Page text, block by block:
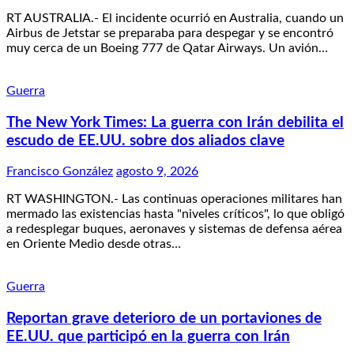
RT AUSTRALIA.- El incidente ocurrió en Australia, cuando un
Airbus de Jetstar se preparaba para despegar y se encontró
muy cerca de un Boeing 777 de Qatar Airways. Un avión…
Guerra
The New York Times: La guerra con Irán debilita el
escudo de EE.UU. sobre dos aliados clave
Francisco González agosto 9, 2026
RT WASHINGTON.- Las continuas operaciones militares han
mermado las existencias hasta "niveles críticos", lo que obligó
a redesplegar buques, aeronaves y sistemas de defensa aérea
en Oriente Medio desde otras…
Guerra
Reportan grave deterioro de un portaviones de
EE.UU. que participó en la guerra con Irán